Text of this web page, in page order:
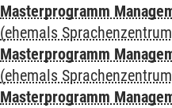
Masterprogramm
(ehemals
Masterprogramm
(ehemals
Masterprogramm